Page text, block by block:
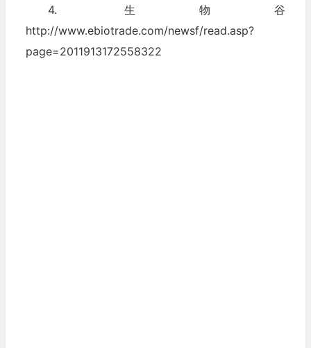
4. 生物谷
http://www.ebiotrade.com/newsf/read.asp?
page=2011913172558322